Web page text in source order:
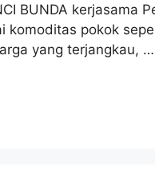
BUNDA kerjasama
komoditas pokok
yang terjangkau, …